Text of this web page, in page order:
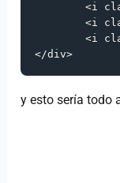
<i
<i
<i
</div>
y esto sería todo